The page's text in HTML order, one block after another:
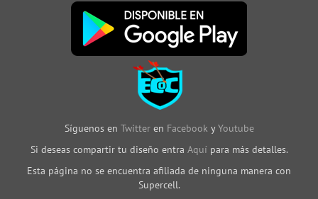
Síguenos en Twitter en Facebook yYoutube
Si deseas compartir tu diseño entra Aquí para más detalles.
Esta página no se encuentra afiliada de ninguna manera con
Supercell.